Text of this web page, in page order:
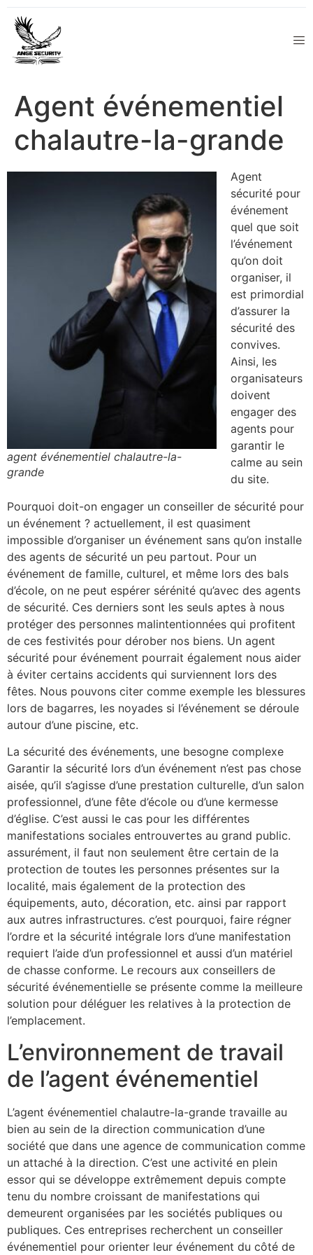
Agent événementiel
chalautre-la-grande
agent événementiel chalautre-la-
grande
Agent
sécurité pour
événement
quel que soit
l’événement
qu’on doit
organiser, il
est primordial
d’assurer la
sécurité des
convives.
Ainsi, les
organisateurs
doivent
engager des
agents pour
garantir le
calme au sein
du site.
Pourquoi doit-on engager un conseiller de sécurité pour
un événement ? actuellement, il est quasiment
impossible d’organiser un événement sans qu’on installe
des agents de sécurité un peu partout. Pour un
événement de famille, culturel, et même lors des bals
d’école, on ne peut espérer sérénité qu’avec des agents
de sécurité. Ces derniers sont les seuls aptes à nous
protéger des personnes malintentionnées qui profitent
de ces festivités pour dérober nos biens. Un agent
sécurité pour événement pourrait également nous aider
à éviter certains accidents qui surviennent lors des
fêtes. Nous pouvons citer comme exemple les blessures
lors de bagarres, les noyades si l’événement se déroule
autour d’une piscine, etc.
La sécurité des événements, une besogne complexe
Garantir la sécurité lors d’un événement n’est pas chose
aisée, qu’il s’agisse d’une prestation culturelle, d’un salon
professionnel, d’une fête d’école ou d’une kermesse
d’église. C’est aussi le cas pour les différentes
manifestations sociales entrouvertes au grand public.
assurément, il faut non seulement être certain de la
protection de toutes les personnes présentes sur la
localité, mais également de la protection des
équipements, auto, décoration, etc. ainsi par rapport
aux autres infrastructures. c’est pourquoi, faire régner
l’ordre et la sécurité intégrale lors d’une manifestation
requiert l’aide d’un professionnel et aussi d’un matériel
de chasse conforme. Le recours aux conseillers de
sécurité événementielle se présente comme la meilleure
solution pour déléguer les relatives à la protection de
l’emplacement.
L’environnement de travail
de l’agent événementiel
L’agent événementiel chalautre-la-grande travaille au
bien au sein de la direction communication d’une
société que dans une agence de communication comme
un attaché à la direction. C’est une activité en plein
essor qui se développe extrêmement depuis compte
tenu du nombre croissant de manifestations qui
demeurent organisées par les sociétés publiques ou
publiques. Ces entreprises recherchent un conseiller
événementiel pour orienter leur événement du côté de